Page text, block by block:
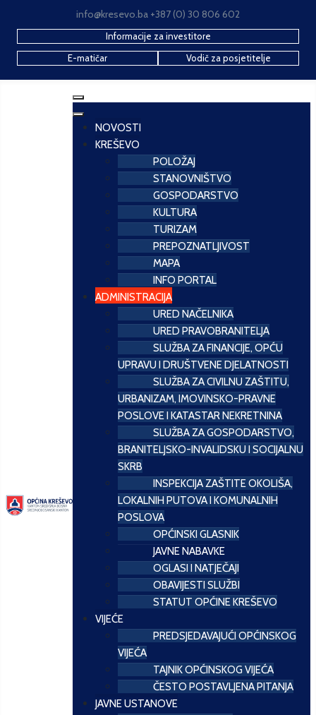
info@kresevo.ba +387 (0) 30 806 602
Informacije za investitore
E-matičar
Vodič za posjetitelje
NOVOSTI
KREŠEVO
POLOŽAJ
STANOVNIŠTVO
GOSPODARSTVO
KULTURA
TURIZAM
PREPOZNATLJIVOST
MAPA
INFO PORTAL
ADMINISTRACIJA
URED NAČELNIKA
URED PRAVOBRANITELJA
SLUŽBA ZA FINANCIJE, OPĆU
UPRAVU I DRUŠTVENE DJELATNOSTI
SLUŽBA ZA CIVILNU ZAŠTITU,
URBANIZAM, IMOVINSKO-PRAVNE
POSLOVE I KATASTAR NEKRETNINA
SLUŽBA ZA GOSPODARSTVO,
BRANITELJSKO-INVALIDSKU I SOCIJALNU
SKRB
INSPEKCIJA ZAŠTITE OKOLIŠA,
LOKALNIH PUTOVA I KOMUNALNIH
POSLOVA
OPĆINSKI GLASNIK
JAVNE NABAVKE
OGLASI I NATJEČAJI
OBAVIJESTI SLUŽBI
STATUT OPĆINE KREŠEVO
VIJEĆE
PREDSJEDAVAJUĆI OPĆINSKOG
VIJEĆA
TAJNIK OPĆINSKOG VIJEĆA
ČESTO POSTAVLJENA PITANJA
JAVNE USTANOVE